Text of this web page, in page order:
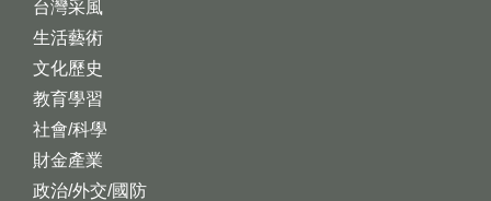
台灣采風
生活藝術
文化歷史
教育學習
社會/科學
財金產業
政治/外交/國防